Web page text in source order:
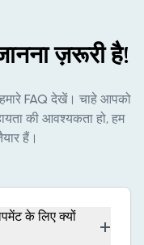
ज़रूरी है!
हमारे FAQ देखें। चाहे आपको
की आवश्यकता हो, हम
हैं।
के लिए क्यों
+